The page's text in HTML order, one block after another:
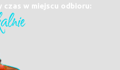
w miejscu odbioru: